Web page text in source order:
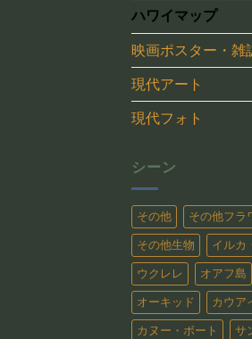
ハワイマップ
映画ポスター・雑
現代アート
現代フォト
シーン
その他 その他フラ
その他生物 イルカ
ウクレレ オアフ島
オーキッド カウア
カヌー・ボート サ